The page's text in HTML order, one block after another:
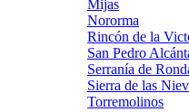
Mijas
Nororma
Rincón de la
San Pedro
Serranía de
Sierra de las
Torremolinos